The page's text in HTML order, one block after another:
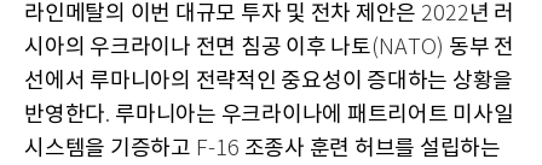
라인메탈의 이번 대규모 투자 및 전차 제안은 2022년 러
시아의 우크라이나 전면 침공 이후 나토(NATO) 동부 전
선에서 루마니아의 전략적인 중요성이 증대하는 상황을
반영한다. 루마니아는 우크라이나에 패트리어트 미사일
시스템을 기증하고 F-16 조종사 훈련 허브를 설립하는